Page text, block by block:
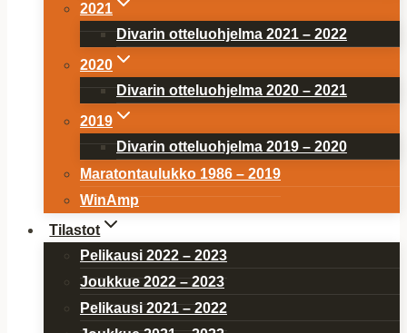
2021
Divarin otteluohjelma 2021 – 2022
2020
Divarin otteluohjelma 2020 – 2021
2019
Divarin otteluohjelma 2019 – 2020
Maratontaulukko 1986 – 2019
WinAmp
Tilastot
Pelikausi 2022 – 2023
Joukkue 2022 – 2023
Pelikausi 2021 – 2022